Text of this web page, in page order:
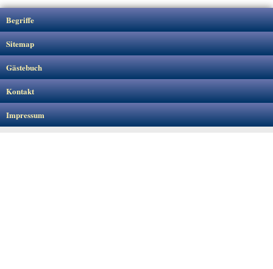
Begriffe
Sitemap
Gästebuch
Kontakt
Impressum